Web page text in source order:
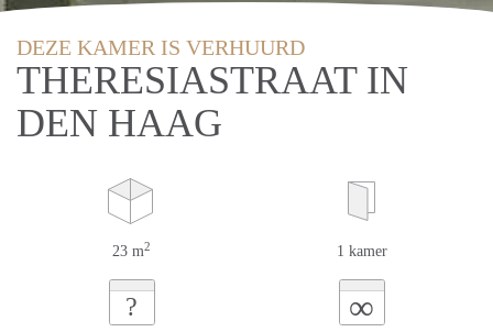
DEZE KAMER IS VERHUURD
THERESIASTRAAT IN
DEN HAAG
23 m2 1 kamer
? ∞